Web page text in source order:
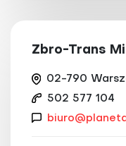
Zbro-Trans
02-790
502 577 104